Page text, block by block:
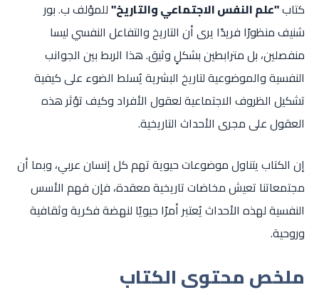
كتاب"علم النفس الاجتماعي والتاريخ"للمؤلف ب. بور
شنيف منظورًا فريدًا يرى أن التاريخ والتفاعل النفسي ليسا
منفصلين، بل مترابطين بشكلٍ وثيق. هذا الربط بين الجوانب
النفسية والموضوعية لتاريخ البشرية يُسلط الضوء على كيفية
تشكيل الظروف الاجتماعية لعقول الأفراد وكيف تؤثر هذه
العقول على مجرى الأحداث التاريخية.
إن الكتاب يتناول موضوعات حيوية تهم كل إنسان عربي، وبما أن
مجتمعاتنا تعيش مخاضات تاريخية معقدة، فإن فهم الأسس
النفسية لهذه الأحداث يُعتبر أمرًا حيويًا لنهضة فكرية وثقافية
وروحية.
ملخص محتوى الكتاب